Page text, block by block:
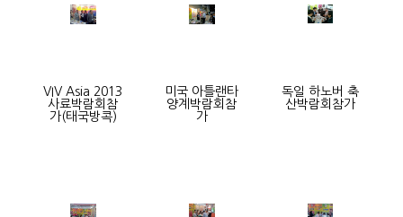
VIV Asia 2013
사료박람회참
가(태국방콕)
미국 아틀랜타
양계박람회참
가
독일 하노버 축
산박람회참가